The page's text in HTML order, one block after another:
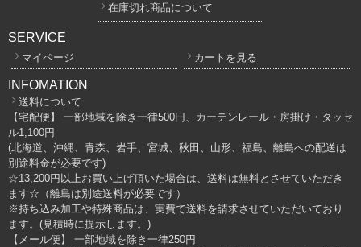
在庫切れ商品について
SERVICE
マイページ カートを見る
INFOMATION
送料について
【宅配便】 一部地域を除き一律500円、カーテンレール・房掛け・タッセ
ル1,100円
(北海道、沖縄、青森、岩手、宮城、秋田、山形、福島、離島への配送は
別途料金が必要です)
☆13,200円以上お買い上げ頂いた場合は、送料は無料とさせていただき
ます☆（離島は別途送料が必要です）
※持ち込み加工や特殊商品は、実費で送料を請求させていただいており
ます。(見積時に提示します。)
【メール便】 一部地域を除き一律250円